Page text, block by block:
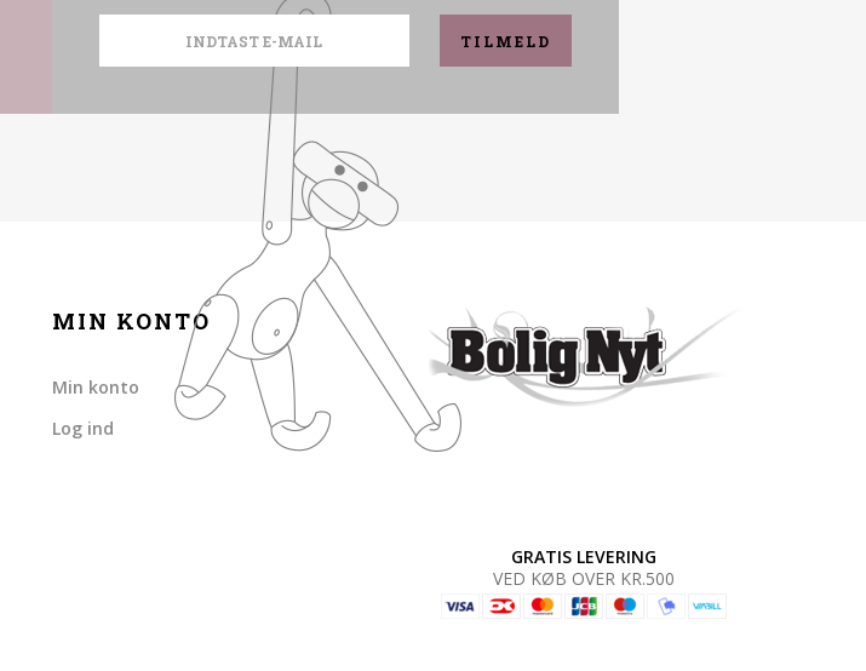
TILMELD
MIN KONTO
Min konto
Log ind
GRATIS LEVERING
VED KØB OVER KR.500